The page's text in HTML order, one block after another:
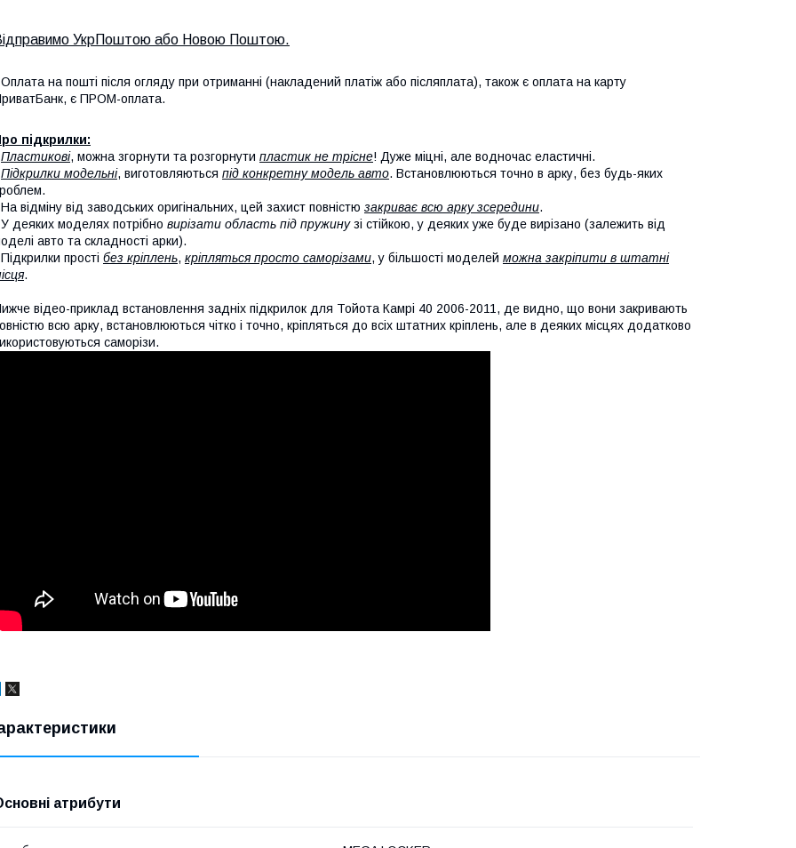
УкрПоштою або Новою Поштою.
на пошті після огляду при отриманні (накладений платіж або післяплата), також є оплата на карту
є ПРОМ-оплата.
підкрилки:
Пластикові, можна згорнути та розгорнути пластик не трісне! Дуже міцні, але водночас еластичні.
Підкрилки модельні, виготовляються під конкретну модель авто. Встановлюються точно в арку, без будь-яких
відміну від заводських оригінальних, цей захист повністю закриває всю арку зсередини.
деяких моделях потрібно вирізати область під пружинузі стійкою, у деяких уже буде вирізано (залежить від
авто та складності арки).
прості без кріплень, кріпляться просто саморізами, у більшості моделей можна закріпити в штатні
.
відео-приклад встановлення задніх підкрилок для Тойота Камрі 40 2006-2011, де видно, що вони закривають
всю арку, встановлюються чітко і точно, кріпляться до всіх штатних кріплень, але в деяких місцях додатково
саморізи.
атрибути